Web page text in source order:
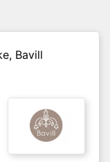
Bavill